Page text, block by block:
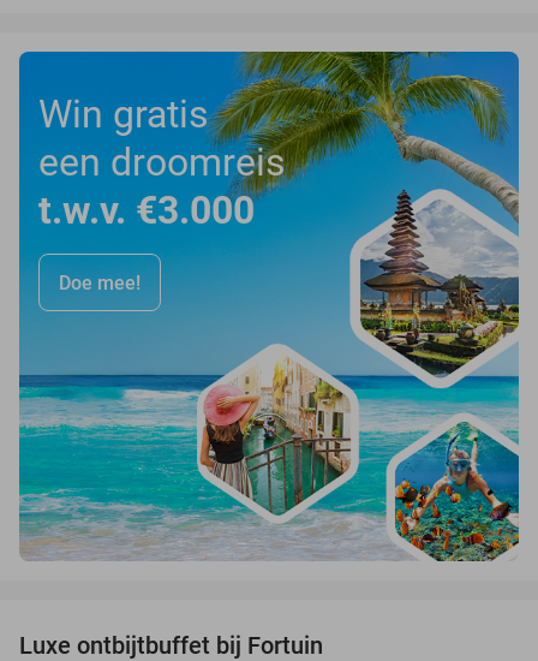
Win gratis
een droomreis
t.w.v. €3.000
Doe mee!
Luxe ontbijtbuffet bij Fortuin